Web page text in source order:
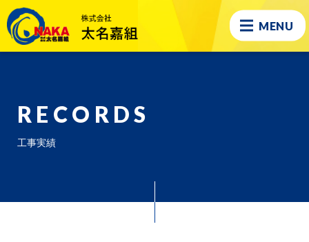
MENU
RECORDS
工事実績